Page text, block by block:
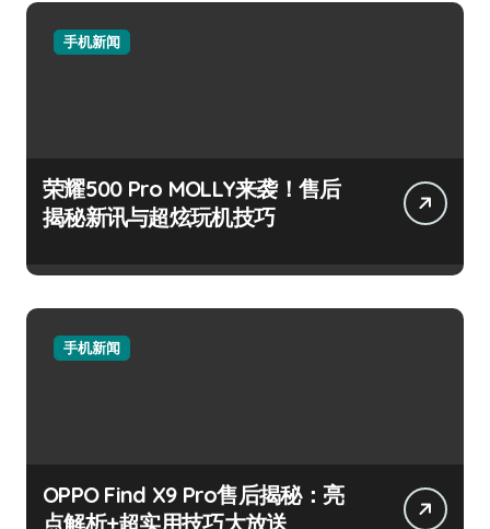
手机新闻
荣耀500 Pro MOLLY来袭！售后
揭秘新讯与超炫玩机技巧
手机新闻
OPPO Find X9 Pro售后揭秘：亮
点解析+超实用技巧大放送